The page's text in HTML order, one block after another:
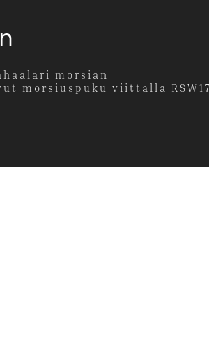
morsian
morsiuspuku viittalla